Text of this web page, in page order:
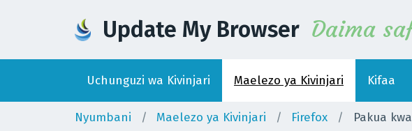
Update My Browser Daima
Uchunguzi wa Kivinjari Maelezo ya Kivinjari Kifaa
Nyumbani Maelezo ya Kivinjari Firefox Pakua